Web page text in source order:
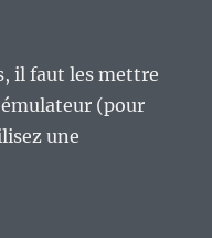
il faut les mettre
(pour
une